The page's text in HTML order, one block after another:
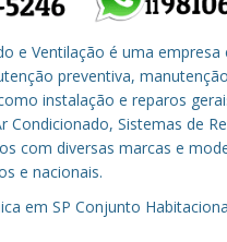
e Ventilação é uma empresa
preventiva,
instalação e reparos
Condicionado, Sistemas de
com diversas marcas e
e nacionais.
em SP Conjunto